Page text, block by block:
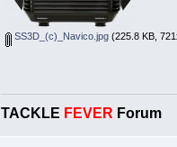
SS3D_(c)_Navico.jpg (225.8 KB,
TACKLE FEVER Forum